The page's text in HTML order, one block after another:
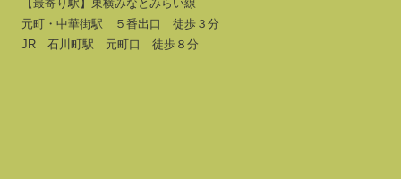
【最寄り駅】東横みなとみらい線
元町・中華街駅 ５番出口 徒歩３分
JR 石川町駅 元町口 徒歩８分